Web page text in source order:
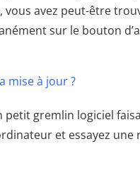
avez peut-être
sur le bouton
mise à jour ?
petit gremlin logiciel
et essayez